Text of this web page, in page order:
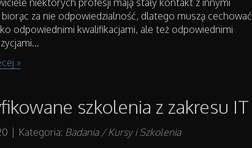
niektórych profesji mają stały kontakt z innymi
za nie odpowiedzialność, dlatego muszą cechować
odpowiednimi kwalifikacjami, ale też odpowiednimi
»
szkolenia z zakresu IT
Kategoria: Badania / Kursy i Szkolenia